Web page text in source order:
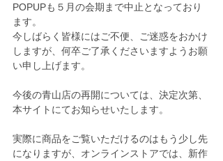
POPUPも５月の会期まで中止となっており
ます。
今しばらく皆様にはご不便、ご迷惑をおかけ
しますが、何卒ご了承くださいますようお願
い申し上げます。
今後の青山店の再開については、決定次第、
本サイトにてお知らせいたします。
実際に商品をご覧いただけるのはもう少し先
になりますが、オンラインストアでは、新作